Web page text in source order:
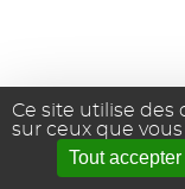
Ce site utilise des
sur ceux que
Tout accepter